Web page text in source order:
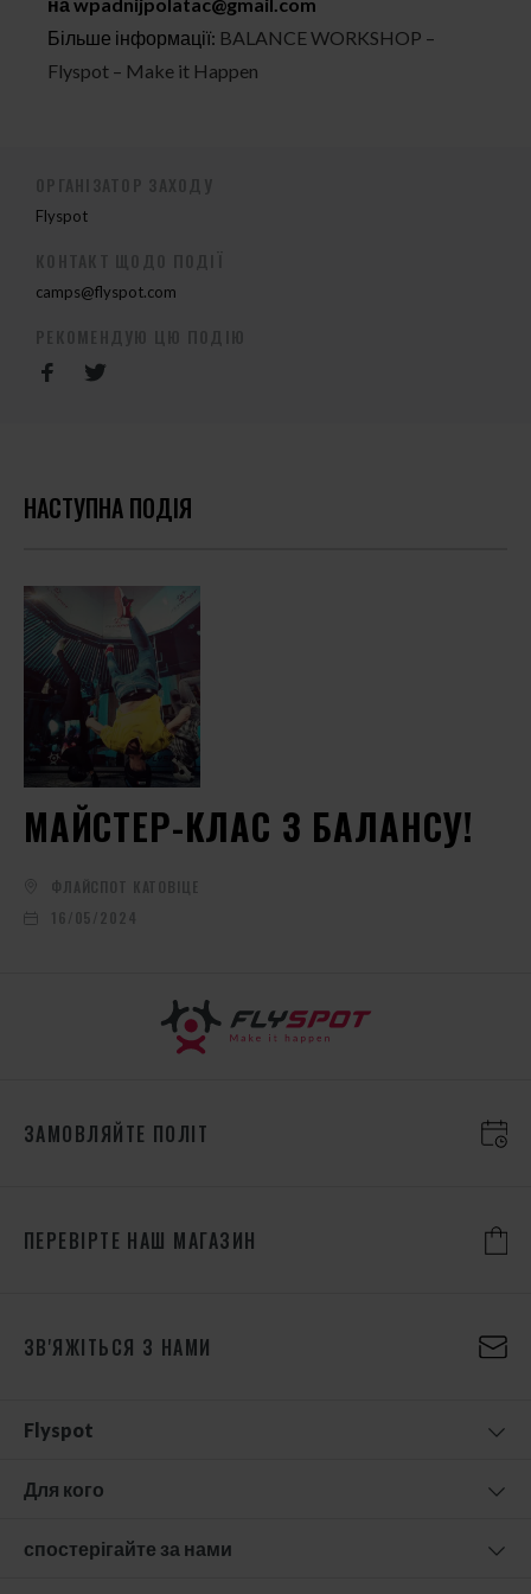
Більше інформації: BALANCE WORKSHOP –
Flyspot – Make it Happen
Flyspot
camps@flyspot.com
НАСТУПНА ПОДІЯ
МАЙСТЕР-КЛАС З БАЛАНСУ!
ФЛАЙСПОТ КАТОВІЦЕ
16/05/2024
ЗАМОВЛЯЙТЕ ПОЛІТ
ПЕРЕВІРТЕ НАШ МАГАЗИН
ЗВ'ЯЖІТЬСЯ З НАМИ
Flyspot
Для кого
спостерігайте за нами